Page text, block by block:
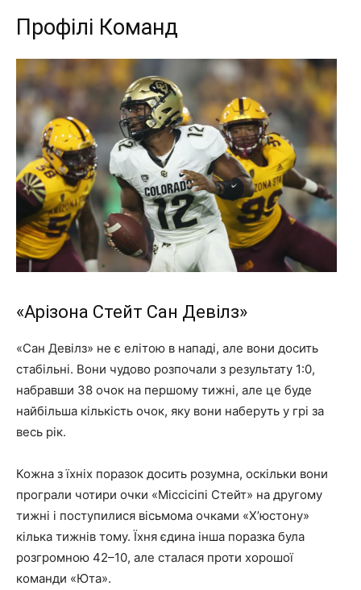
Профілі Команд
«Арізона Стейт Сан Девілз»
«Сан Девілз» не є елітою в нападі, але вони досить
стабільні. Вони чудово розпочали з результату 1:0,
набравши 38 очок на першому тижні, але це буде
найбільша кількість очок, яку вони наберуть у грі за
весь рік.
Кожна з їхніх поразок досить розумна, оскільки вони
програли чотири очки «Міссісіпі Стейт» на другому
тижні і поступилися вісьмома очками «Х’юстону»
кілька тижнів тому. Їхня єдина інша поразка була
розгромною 42–10, але сталася проти хорошої
команди «Юта».